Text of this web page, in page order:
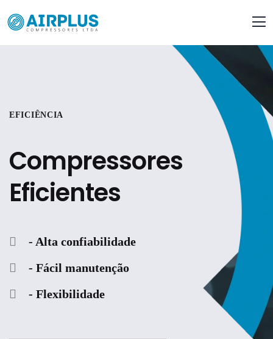
EFICIÊNCIA
Compressores
Eficientes
- Alta confiabilidade
- Fácil manutenção
- Flexibilidade